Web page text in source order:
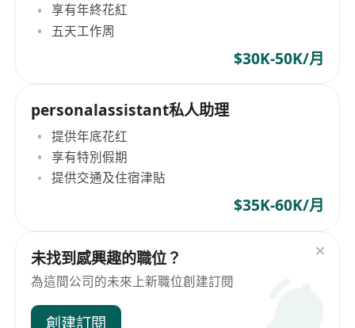
享有年終花紅
五天工作周
$30K-50K/月
personalassistant私人助理
提供年底花红
享有特別假期
提供交通及住宿津貼
$35K-60K/月
未找到感興趣的職位？
為這間公司的未來上新職位創建訂閱
創建訂閱